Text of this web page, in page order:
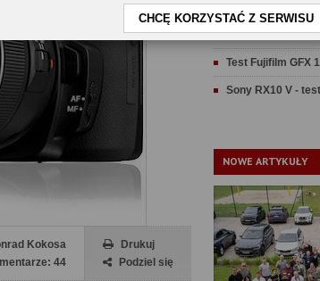
CHCĘ KORZYSTAĆ Z SERWISU
Drukuj
Podziel się
Kokosa
44
Test Sirui Aurora
Test Swarovski
Test Fujifilm GFX
Sony RX10 V -
NOWE ARTYKUŁY